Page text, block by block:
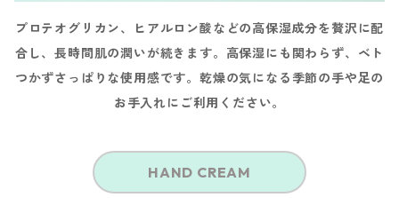
プロテオグリカン、ヒアルロン酸などの高保湿成分を贅沢に配
合し、長時間肌の潤いが続きます。高保湿にも関わらず、ベト
つかずさっぱりな使用感です。乾燥の気になる季節の手や足の
お手入れにご利用ください。
HAND CREAM